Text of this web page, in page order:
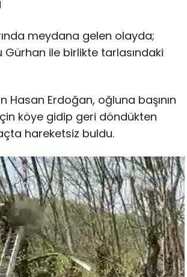
meydana gelen olayda;
ile birlikte tarlasındaki
Hasan Erdoğan, oğluna başının
köye gidip geri döndükten
hareketsiz buldu.